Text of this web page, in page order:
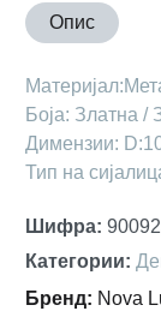
Опис
Боја: Златна /
Димензии:
Тип на
Шифра:
Категории:
Бренд: Nova